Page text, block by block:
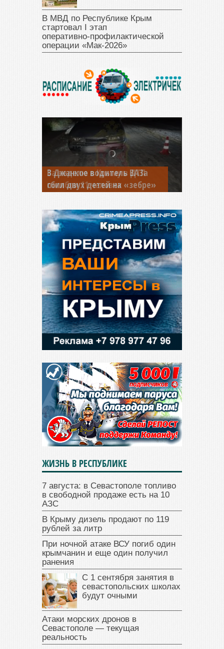
В МВД по Республике Крым
стартовал I этап
оперативно‑профилактической
операции «Мак‑2026»
В Джанкое водитель ВАЗа
сбил двух детей на «зебре»
ЖИЗНЬ В РЕСПУБЛИКЕ
7 августа: в Севастополе топливо
в свободной продаже есть на 10
АЗС
В Крыму дизель продают по 119
рублей за литр
При ночной атаке ВСУ погиб один
крымчанин и еще один получил
ранения
С 1 сентября занятия в
севастопольских школах
будут очными
Атаки морских дронов в
Севастополе — текущая
реальность